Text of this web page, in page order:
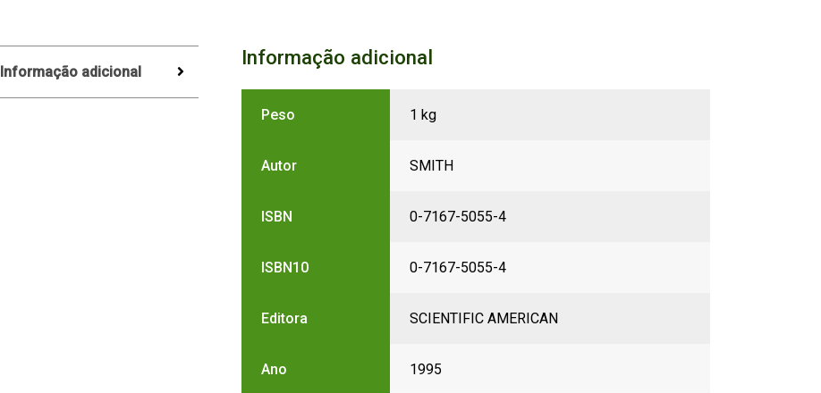
Informação adicional
Informação adicional
Peso 1 kg
Autor SMITH
ISBN 0-7167-5055-4
ISBN10 0-7167-5055-4
Editora SCIENTIFIC AMERICAN
Ano 1995